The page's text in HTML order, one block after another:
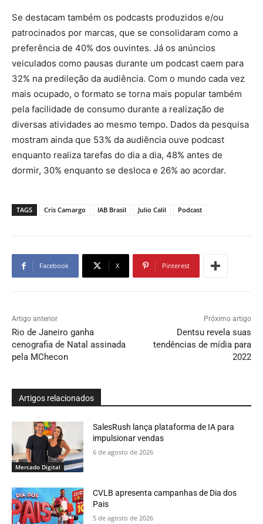
Se destacam também os podcasts produzidos e/ou
patrocinados por marcas, que se consolidaram como a
preferência de 40% dos ouvintes. Já os anúncios
veiculados como pausas durante um podcast caem para
32% na predileção da audiência. Com o mundo cada vez
mais ocupado, o formato se torna mais popular também
pela facilidade de consumo durante a realização de
diversas atividades ao mesmo tempo. Dados da pesquisa
mostram ainda que 53% da audiência ouve podcast
enquanto realiza tarefas do dia a dia, 48% antes de
dormir, 30% enquanto se desloca e 26% ao acordar.
TAGS Cris Camargo IAB Brasil Julio Calil Podcast
Facebook X Pinterest
Artigo anterior
Rio de Janeiro ganha
cenografia de Natal assinada
pela MChecon
Próximo artigo
Dentsu revela suas
tendências de mídia para
2022
Artigos relacionados
Mercado Digital
SalesRush lança plataforma de IA para
impulsionar vendas
6 de agosto de 2026
CVLB apresenta campanhas de Dia dos
Pais
5 de agosto de 2026